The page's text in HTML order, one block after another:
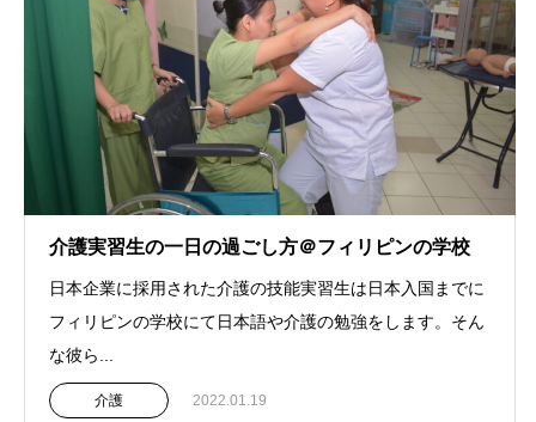
介護実習生の一日の過ごし方＠フィリピンの学校
日本企業に採用された介護の技能実習生は日本入国までに
フィリピンの学校にて日本語や介護の勉強をします。そん
な彼ら...
介護 2022.01.19